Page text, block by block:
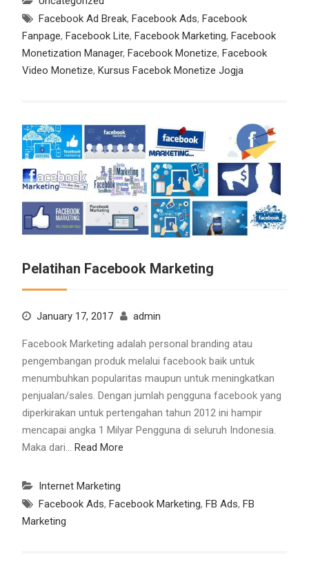
Facebook Ad Break, Facebook Ads, Facebook
Fanpage, Facebook Lite, Facebook Marketing, Facebook
Monetization Manager, Facebook Monetize, Facebook
Video Monetize, Kursus Facebok Monetize Jogja
Pelatihan Facebook Marketing
January 17, 2017 admin
Facebook Marketing adalah personal branding atau
pengembangan produk melalui facebook baik untuk
menumbuhkan popularitas maupun untuk meningkatkan
penjualan/sales. Dengan jumlah pengguna facebook yang
diperkirakan untuk pertengahan tahun 2012 ini hampir
mencapai angka 1 Milyar Pengguna di seluruh Indonesia.
Maka dari… Read More
Internet Marketing
Facebook Ads, Facebook Marketing, FB Ads, FB
Marketing